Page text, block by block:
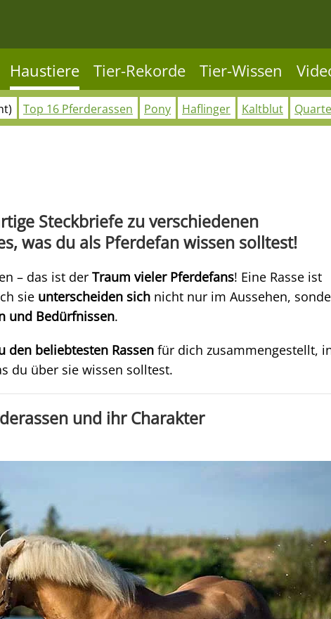
Haustiere Tier-Rekorde Tier-Wissen
Top 16 Pferderassen Pony Haflinger Kaltblut
Steckbriefe zu verschiedenen
was du als Pferdefan wissen solltest!
– das ist der Traum vieler Pferdefans! Eine Rasse ist
sie unterscheiden sich nicht nur im Aussehen,
und Bedürfnissen.
den beliebtesten Rassen für dich zusammengestellt,
du über sie wissen solltest.
und ihr Charakter